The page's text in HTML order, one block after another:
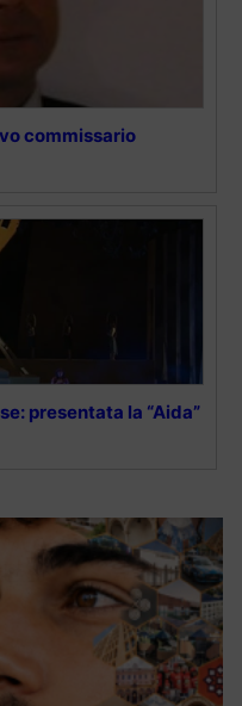
commissario
presentata la “Aida”